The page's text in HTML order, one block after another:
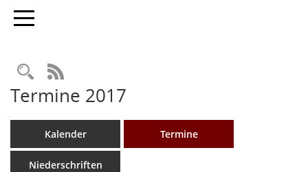
Toggle navigation
Rechercheauswahl
RSS-Feed
Termine 2017
Kalender Termine
Niederschriften